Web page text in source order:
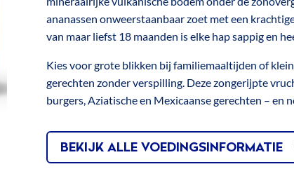
Ananassap
DOLE
Gold
Ananasstukjes
In
Ananassap
DOLE®
227g
ananassen onweerstaanbaar zoet met een
van maar liefst 18 maanden is elke hap sappig en
Kies voor grote blikken bij familiemaaltijden of
gerechten zonder verspilling. Deze zongerijpte
burgers, Aziatische en Mexicaanse gerechten – en
BEKIJK ALLE VOEDINGSINFORMATIE